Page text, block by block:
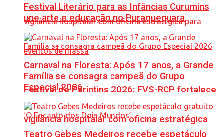
Festival de Parintins 2026: FVS-RCP fortalece
vigilância hospitalar com oficina estratégica
Festival Literário para as Infâncias Curumins
une arte e educação no Puraquequara
Carnaval na Floresta: Após 17 anos, a Grande
Família se consagra campeã do Grupo
Especial 2026
Teatro Gebes Medeiros recebe espetáculo